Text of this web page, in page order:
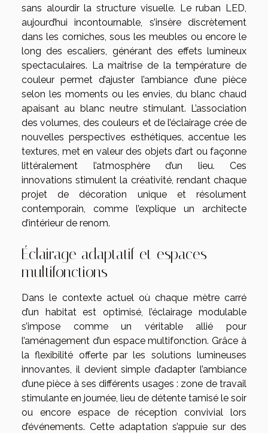
sans alourdir la structure visuelle. Le ruban LED,
aujourd’hui incontournable, s’insère discrètement
dans les corniches, sous les meubles ou encore le
long des escaliers, générant des effets lumineux
spectaculaires. La maîtrise de la température de
couleur permet d’ajuster l’ambiance d’une pièce
selon les moments ou les envies, du blanc chaud
apaisant au blanc neutre stimulant. L’association
des volumes, des couleurs et de l’éclairage crée de
nouvelles perspectives esthétiques, accentue les
textures, met en valeur des objets d’art ou façonne
littéralement l’atmosphère d’un lieu. Ces
innovations stimulent la créativité, rendant chaque
projet de décoration unique et résolument
contemporain, comme l’explique un architecte
d’intérieur de renom.
Éclairage adaptatif et espaces
multifonctions
Dans le contexte actuel où chaque mètre carré
d’un habitat est optimisé, l’éclairage modulable
s’impose comme un véritable allié pour
l’aménagement d’un espace multifonction. Grâce à
la flexibilité offerte par les solutions lumineuses
innovantes, il devient simple d’adapter l’ambiance
d’une pièce à ses différents usages : zone de travail
stimulante en journée, lieu de détente tamisé le soir
ou encore espace de réception convivial lors
d’événements. Cette adaptation s’appuie sur des